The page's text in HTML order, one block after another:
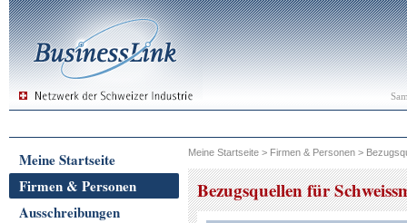
Meine Startseite
Firmen & Personen
Ausschreibungen
Meine Startseite > Firmen & Personen >
Bezugsquellen für